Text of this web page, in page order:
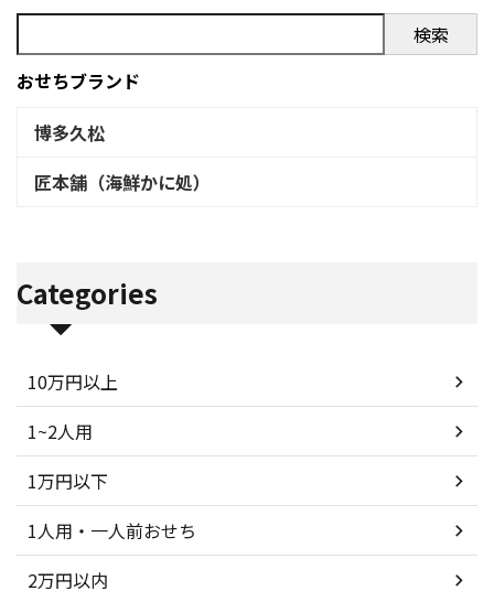
検索
おせちブランド
博多久松
匠本舗（海鮮かに処）
Categories
10万円以上
1~2人用
1万円以下
1人用・一人前おせち
2万円以内